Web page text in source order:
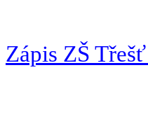
Zápis ZŠ